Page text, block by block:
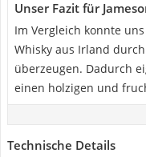
Unser Fazit für
Im Vergleich konnte
Whisky aus Irland
überzeugen. Dadurch
einen holzigen und
Technische Details